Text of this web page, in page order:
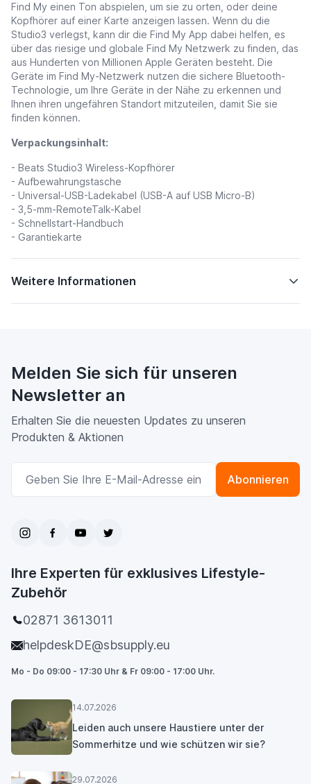
Find My einen Ton abspielen, um sie zu orten, oder deine
Kopfhörer auf einer Karte anzeigen lassen. Wenn du die
Studio3 verlegst, kann dir die Find My App dabei helfen, es
über das riesige und globale Find My Netzwerk zu finden, das
aus Hunderten von Millionen Apple Geräten besteht. Die
Geräte im Find My-Netzwerk nutzen die sichere Bluetooth-
Technologie, um Ihre Geräte in der Nähe zu erkennen und
Ihnen ihren ungefähren Standort mitzuteilen, damit Sie sie
finden können.
Verpackungsinhalt:
- Beats Studio3 Wireless-Kopfhörer
- Aufbewahrungstasche
- Universal-USB-Ladekabel (USB-A auf USB Micro-B)
- 3,5-mm-RemoteTalk-Kabel
- Schnellstart-Handbuch
- Garantiekarte
Weitere Informationen
Melden Sie sich für unseren
Newsletter an
Erhalten Sie die neuesten Updates zu unseren
Produkten & Aktionen
E-Mailadresse
Abonnieren
Ihre Experten für exklusives Lifestyle-
Zubehör
02871 3613011
helpdeskDE@sbsupply.eu
Mo - Do 09:00 - 17:30 Uhr & Fr 09:00 - 17:00 Uhr.
14.07.2026
Leiden auch unsere Haustiere unter der
Sommerhitze und wie schützen wir sie?
29.07.2026